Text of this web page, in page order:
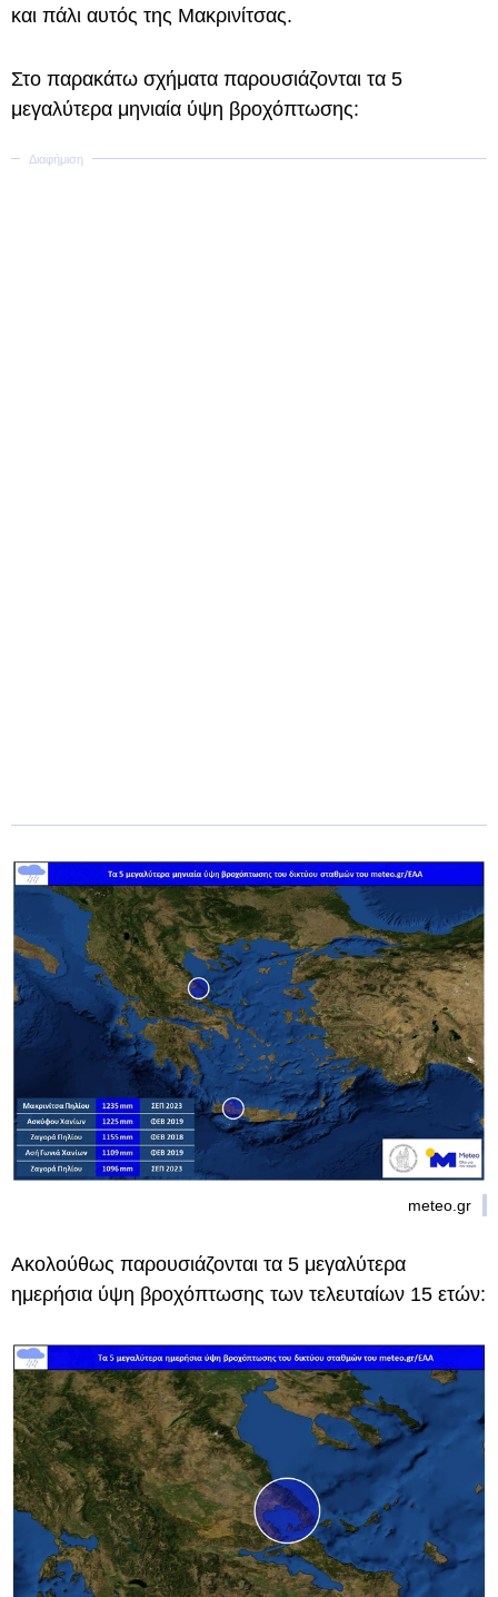
και πάλι αυτός της Μακρινίτσας.
Στο παρακάτω σχήματα παρουσιάζονται τα 5
μεγαλύτερα μηνιαία ύψη βροχόπτωσης:
meteo.gr
Ακολούθως παρουσιάζονται τα 5 μεγαλύτερα
ημερήσια ύψη βροχόπτωσης των τελευταίων 15 ετών: